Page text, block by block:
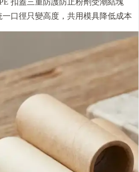
扣蓋三重防護防止粉劑受潮結塊
一口徑只變高度，共用模具降低成本